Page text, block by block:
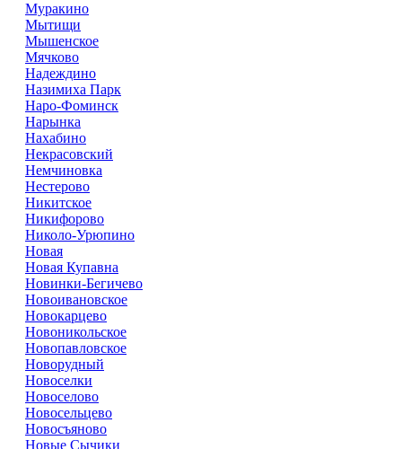
Муракино
Мытищи
Мышенское
Мячково
Надеждино
Назимиха Парк
Наро-Фоминск
Нарынка
Нахабино
Некрасовский
Немчиновка
Нестерово
Никитское
Никифорово
Николо-Урюпино
Новая
Новая Купавна
Новинки-Бегичево
Новоивановское
Новокарцево
Новоникольское
Новопавловское
Новорудный
Новоселки
Новоселово
Новосельцево
Новосъяново
Новые Сычики